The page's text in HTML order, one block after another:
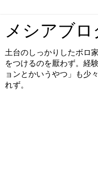
メシアブロ
土台のしっかりしたボロ
をつけるのを厭わず。経
ョンとかいうやつ」も少
れず。